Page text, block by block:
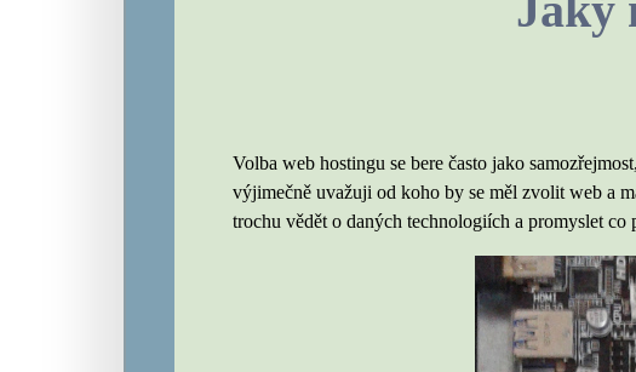
Volba web hostingu se bere často jako
výjimečně uvažuji od koho by se měl zvolit web a
trochu vědět o daných technologiích a promyslet co